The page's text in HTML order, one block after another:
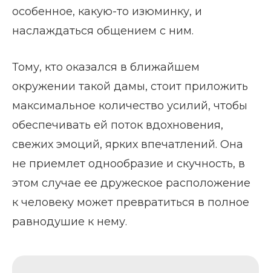
особенное, какую-то изюминку, и
наслаждаться общением с ним.
Тому, кто оказался в ближайшем
окружении такой дамы, стоит приложить
максимальное количество усилий, чтобы
обеспечивать ей поток вдохновения,
свежих эмоций, ярких впечатлений. Она
не приемлет однообразие и скучность, в
этом случае ее дружеское расположение
к человеку может превратиться в полное
равнодушие к нему.